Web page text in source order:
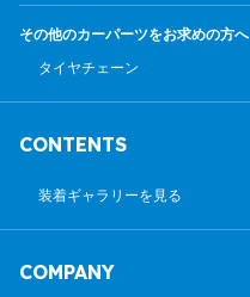
その他のカーパーツをお求めの方へ
タイヤチェーン
CONTENTS
装着ギャラリーを見る
COMPANY